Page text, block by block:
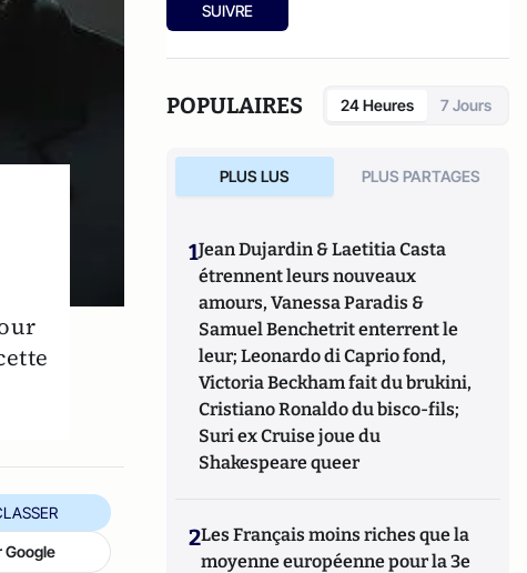
Google
SUIVRE
POPULAIRES 24 Heures 7 Jours
PLUS LUS PLUS PARTAGES
1Jean Dujardin & Laetitia Casta
étrennent leurs nouveaux
amours, Vanessa Paradis &
Samuel Benchetrit enterrent le
leur; Leonardo di Caprio fond,
Victoria Beckham fait du brukini,
Cristiano Ronaldo du bisco-fils;
Suri ex Cruise joue du
Shakespeare queer
2Les Français moins riches que la
moyenne européenne pour la 3e